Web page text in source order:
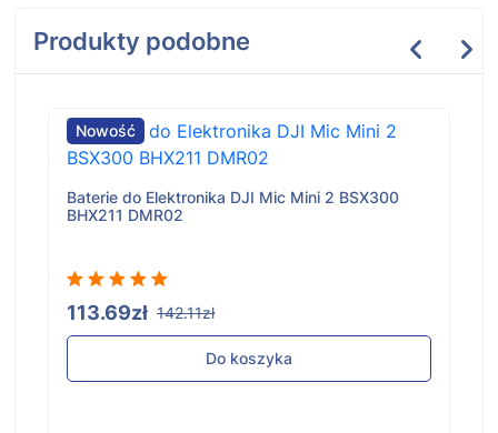
Produkty podobne
Nowość
Baterie do Elektronika DJI Mic Mini 2 BSX300
BHX211 DMR02
113.69zł 142.11zł
Do koszyka